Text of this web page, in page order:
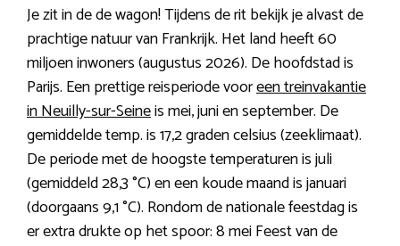
Je zit in de de wagon! Tijdens de rit bekijk je alvast de
prachtige natuur van Frankrijk. Het land heeft 60
miljoen inwoners (augustus 2026). De hoofdstad is
Parijs. Een prettige reisperiode vooreen treinvakantie
in Neuilly-sur-Seineis mei, juni en september. De
gemiddelde temp. is 17,2 graden celsius (zeeklimaat).
De periode met de hoogste temperaturen is juli
(gemiddeld 28,3 °C) en een koude maand is januari
(doorgaans 9,1 °C). Rondom de nationale feestdag is
er extra drukte op het spoor: 8 mei Feest van de